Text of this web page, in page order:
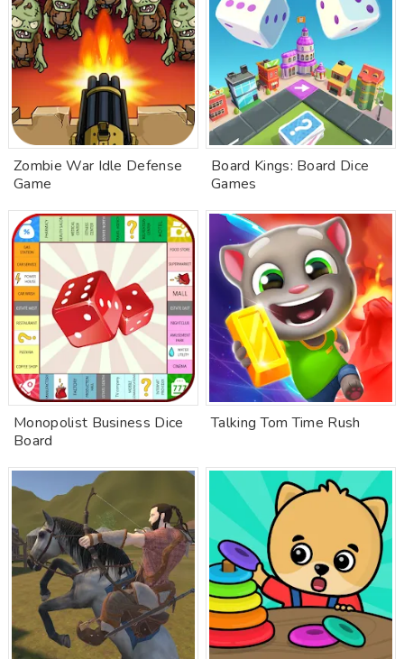
Zombie War Idle Defense
Game
Board Kings: Board Dice
Games
Monopolist Business Dice
Board
Talking Tom Time Rush